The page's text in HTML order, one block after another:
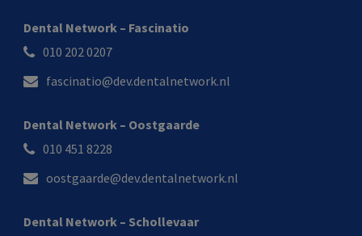
Dental Network – Fascinatio
010 202 0207
fascinatio@dev.dentalnetwork.nl
Dental Network – Oostgaarde
010 451 8228
oostgaarde@dev.dentalnetwork.nl
Dental Network – Schollevaar